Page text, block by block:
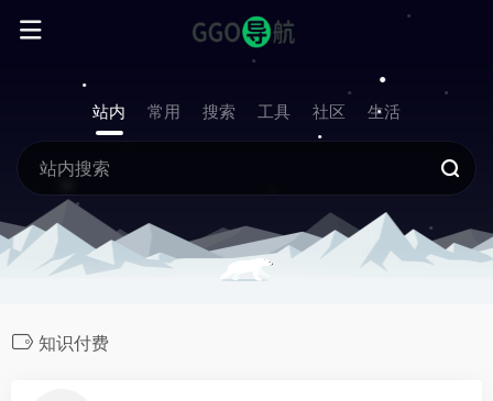
站内 常用 搜索 工具 社区 生活
知识付费